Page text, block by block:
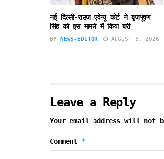
नई दिल्ली-राउज एवेन्यू कोर्ट ने बृजभूषण
सिंह को इस मामले में किया बरी
BY NEWS-EDITOR AUGUST 3, 2026
Leave a Reply
Your email address will not
Comment *